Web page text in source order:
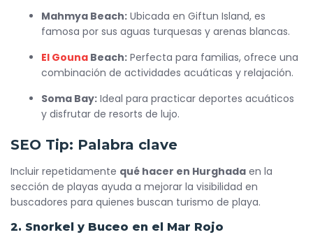
Mahmya Beach: Ubicada en Giftun Island, es
famosa por sus aguas turquesas y arenas blancas.
El Gouna Beach: Perfecta para familias, ofrece una
combinación de actividades acuáticas y relajación.
Soma Bay: Ideal para practicar deportes acuáticos
y disfrutar de resorts de lujo.
SEO Tip: Palabra clave
Incluir repetidamente qué hacer en Hurghada en la
sección de playas ayuda a mejorar la visibilidad en
buscadores para quienes buscan turismo de playa.
2. Snorkel y Buceo en el Mar Rojo